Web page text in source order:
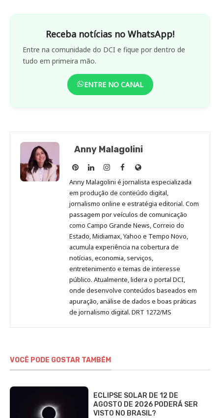
Receba notícias no WhatsApp!
Entre na comunidade do DCI e fique por dentro de
tudo em primeira mão.
ENTRE NO CANAL
Anny Malagolini
Anny
Malagolini
no
Pinterest
Anny
Malagolini
no
LinkedIn
Anny
Malagolini
no
Instagram
Anny
Malagolini
no
Facebook
Site
de
Anny
Malagolini
Anny Malagolini é jornalista especializada
em produção de conteúdo digital,
jornalismo online e estratégia editorial. Com
passagem por veículos de comunicação
como Campo Grande News, Correio do
Estado, Midiamax, Yahoo e Tempo Novo,
acumula experiência na cobertura de
notícias, economia, serviços,
entretenimento e temas de interesse
público. Atualmente, lidera o portal DCI,
onde desenvolve conteúdos baseados em
apuração, análise de dados e boas práticas
de jornalismo digital. DRT 1272/MS
VOCÊ PODE GOSTAR TAMBÉM
ECLIPSE SOLAR DE 12 DE
AGOSTO DE 2026 PODERÁ SER
VISTO NO BRASIL?